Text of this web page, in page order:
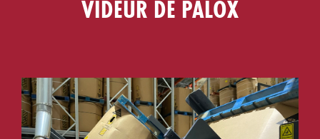
VIDEUR DE PALOX